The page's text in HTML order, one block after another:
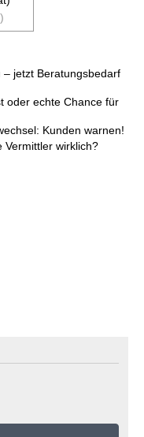
jetzt Beratungsbedarf
oder echte Chance für
Kunden warnen!
Vermittler wirklich?